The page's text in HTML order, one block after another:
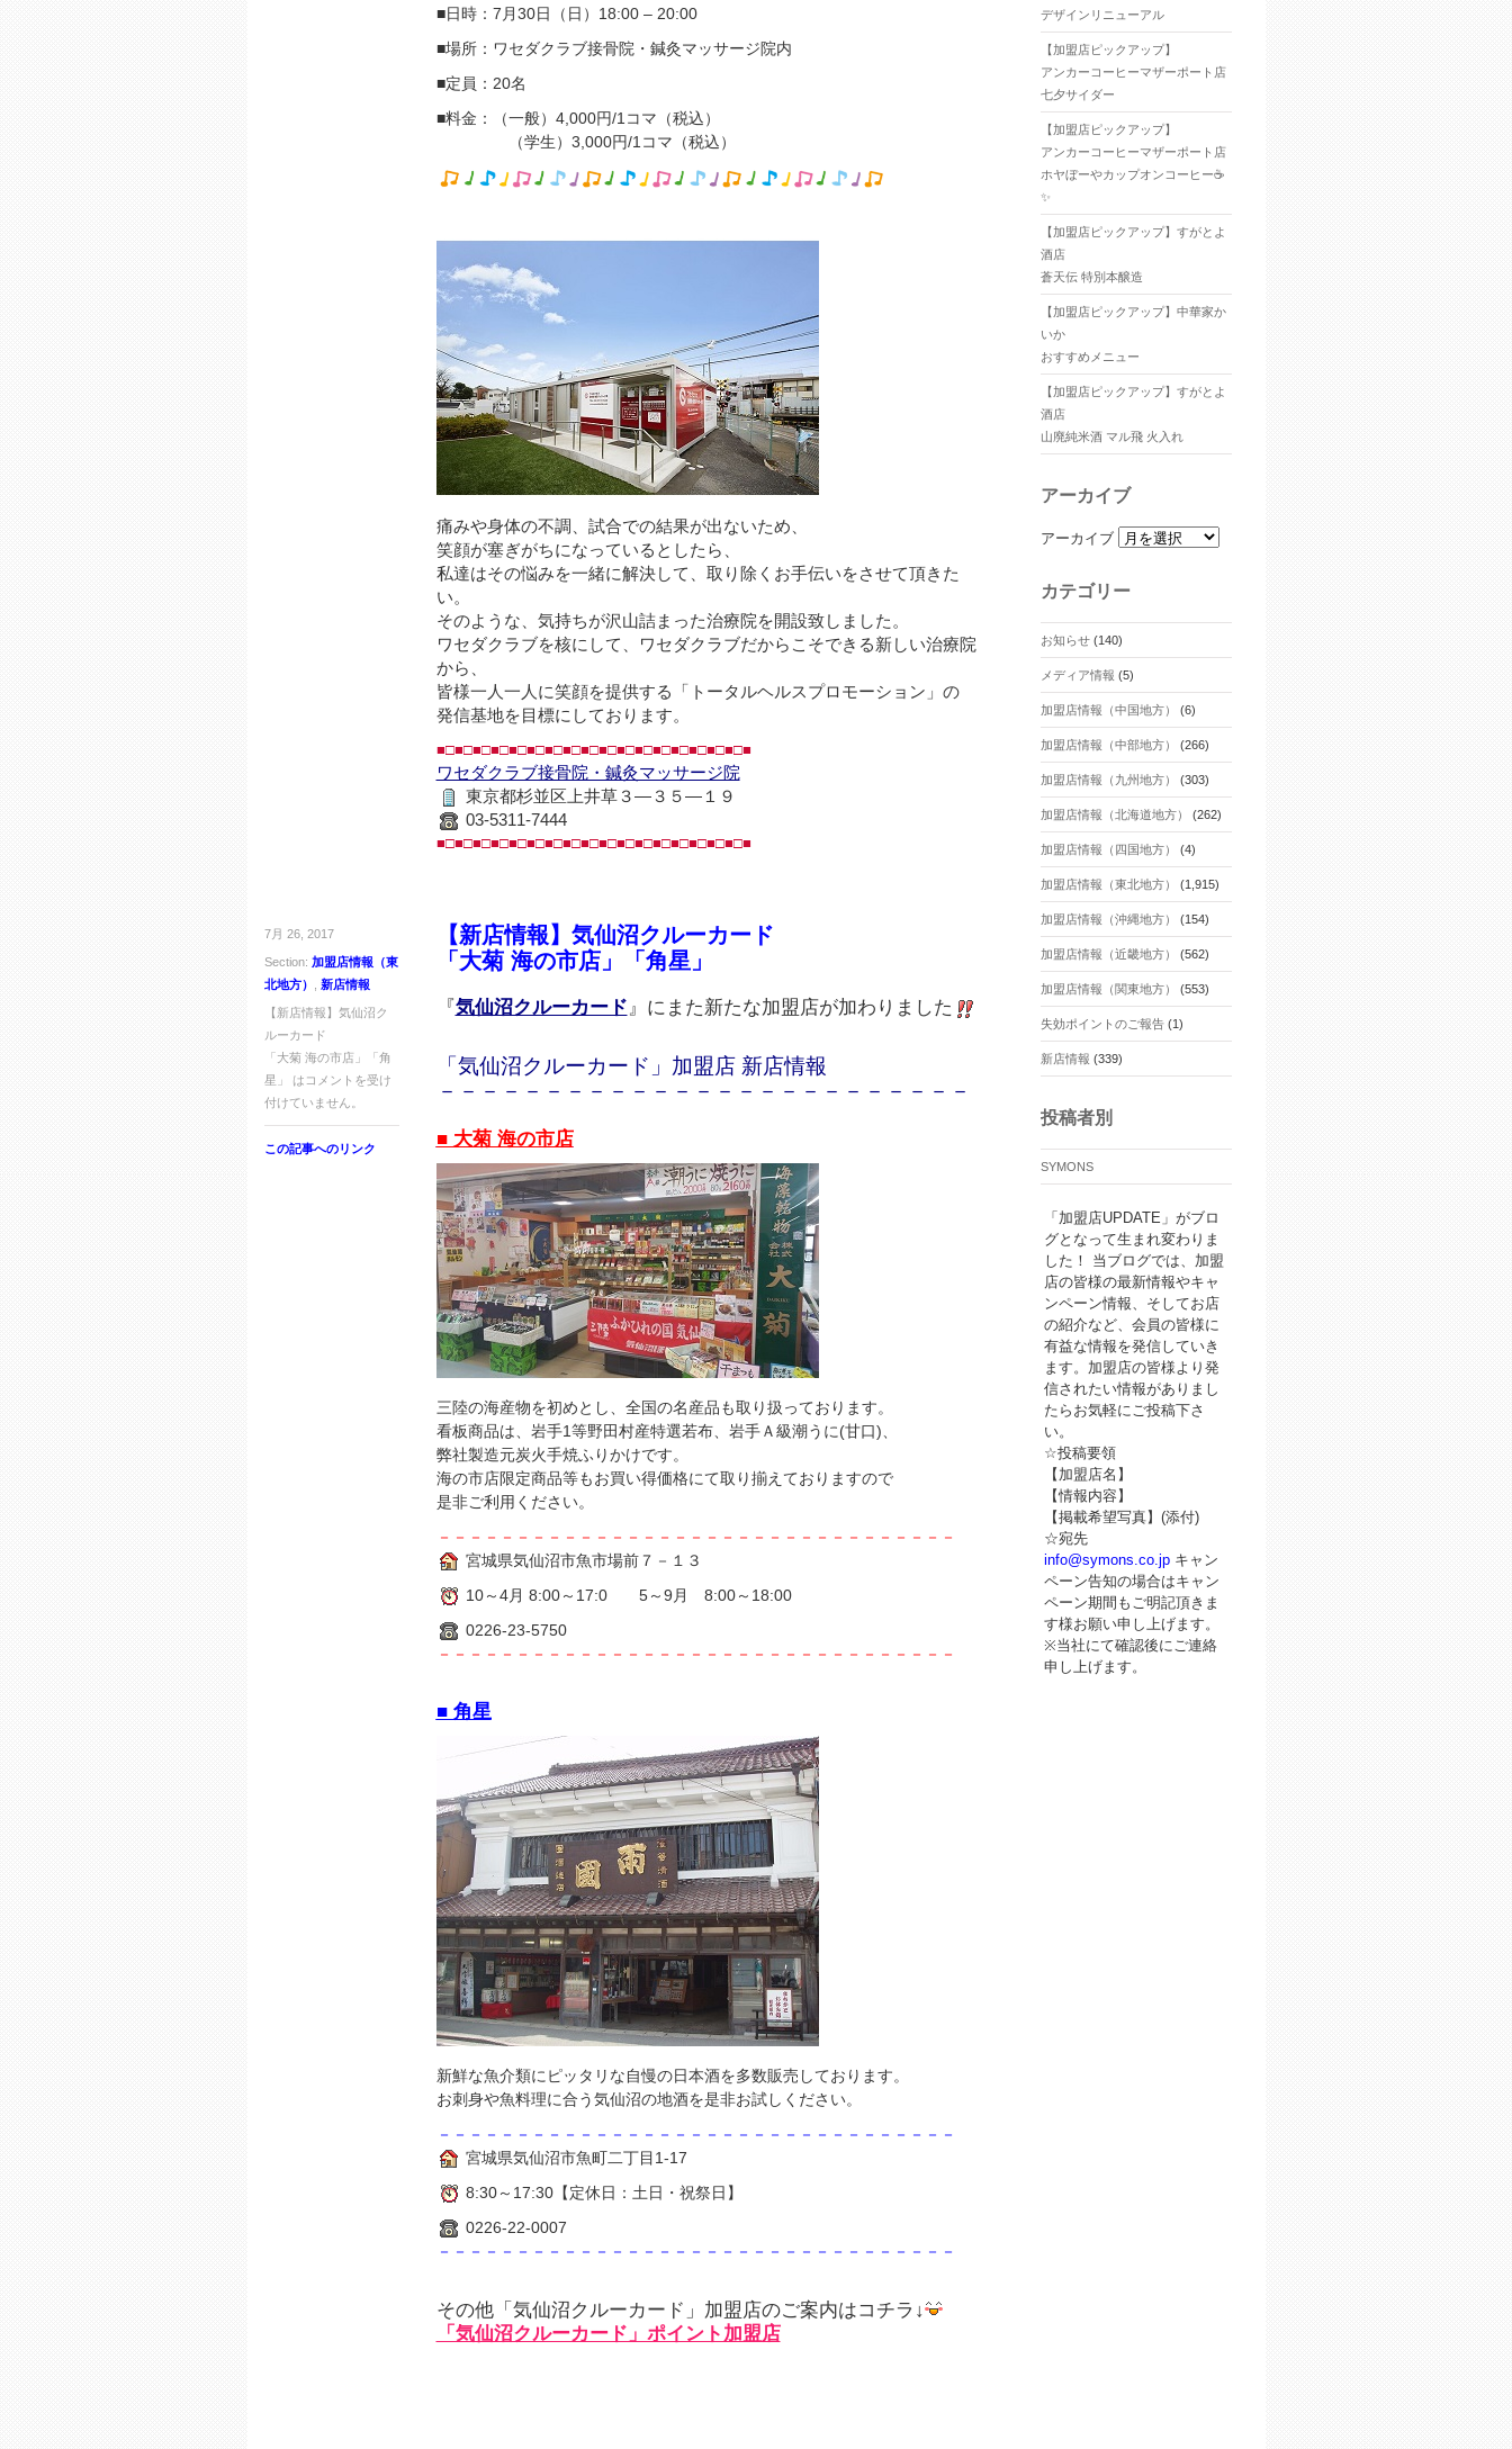
■日時：7月30日（日）18:00 – 20:00
■場所：ワセダクラブ接骨院・鍼灸マッサージ院内
■定員：20名
■料金：（一般）4,000円/1コマ（税込）
（学生）3,000円/1コマ（税込）
痛みや身体の不調、試合での結果が出ないため、
笑顔が塞ぎがちになっているとしたら、
私達はその悩みを一緒に解決して、取り除くお手伝いをさせて頂きた
い。
そのような、気持ちが沢山詰まった治療院を開設致しました。
ワセダクラブを核にして、ワセダクラブだからこそできる新しい治療院
から、
皆様一人一人に笑顔を提供する「トータルヘルスプロモーション」の
発信基地を目標にしております。
■□■□■□■□■□■□■□■□■□■□■□■□■□■□■□■□■□■
ワセダクラブ接骨院・鍼灸マッサージ院
東京都杉並区上井草３―３５―１９
03-5311-7444
■□■□■□■□■□■□■□■□■□■□■□■□■□■□■□■□■□■
7月 26, 2017
Section: 加盟店情報（東
北地方）
新店情報
【新店情報】気仙沼ク
ルーカード
「大菊 海の市店」「角
星」 は コメントを受け
付けていません。
この記事へのリンク
【新店情報】気仙沼クルーカード
「大菊 海の市店」「角星」
『気仙沼クルーカード』にまた新たな加盟店が加わりました
「気仙沼クルーカード」加盟店 新店情報
－－－－－－－－－－－－－－－－－－－－－－－－－
■ 大菊 海の市店
三陸の海産物を初めとし、全国の名産品も取り扱っております。
看板商品は、岩手1等野田村産特選若布、岩手Ａ級潮うに(甘口)、
弊社製造元炭火手焼ふりかけです。
海の市店限定商品等もお買い得価格にて取り揃えておりますので
是非ご利用ください。
－－－－－－－－－－－－－－－－－－－－－－－－－－－－－－－－－
宮城県気仙沼市魚市場前７－１３
10～4月 8:00～17:0 5～9月 8:00～18:00
0226-23-5750
－－－－－－－－－－－－－－－－－－－－－－－－－－－－－－－－－
■ 角星
新鮮な魚介類にピッタリな自慢の日本酒を多数販売しております。
お刺身や魚料理に合う気仙沼の地酒を是非お試しください。
－－－－－－－－－－－－－－－－－－－－－－－－－－－－－－－－－
宮城県気仙沼市魚町二丁目1-17
8:30～17:30【定休日：土日・祝祭日】
0226-22-0007
－－－－－－－－－－－－－－－－－－－－－－－－－－－－－－－－－
その他「気仙沼クルーカード」加盟店のご案内はコチラ↓
「気仙沼クルーカード」ポイント加盟店
デザインリニューアル
【加盟店ピックアップ】
アンカーコーヒーマザーポート店
七夕サイダー
【加盟店ピックアップ】
アンカーコーヒーマザーポート店
ホヤぼーやカップオンコーヒー☕
✨
【加盟店ピックアップ】すがとよ
酒店
蒼天伝 特別本醸造
【加盟店ピックアップ】中華家か
いか
おすすめメニュー
【加盟店ピックアップ】すがとよ
酒店
山廃純米酒 マル飛 火入れ
アーカイブ
アーカイブ
カテゴリー
お知らせ(140)
メディア情報 (5)
加盟店情報（中国地方） (6)
加盟店情報（中部地方） (266)
加盟店情報（九州地方） (303)
加盟店情報（北海道地方） (262)
加盟店情報（四国地方） (4)
加盟店情報（東北地方） (1,915)
加盟店情報（沖縄地方） (154)
加盟店情報（近畿地方） (562)
加盟店情報（関東地方） (553)
失効ポイントのご報告(1)
新店情報 (339)
投稿者別
SYMONS
「加盟店UPDATE」がブロ
グとなって生まれ変わりま
した！ 当ブログでは、加盟
店の皆様の最新情報やキャ
ンペーン情報、そしてお店
の紹介など、会員の皆様に
有益な情報を発信していき
ます。加盟店の皆様より発
信されたい情報がありまし
たらお気軽にご投稿下さ
い。
☆投稿要領
【加盟店名】
【情報内容】
【掲載希望写真】(添付)
☆宛先
info@symons.co.jpキャン
ペーン告知の場合はキャン
ペーン期間もご明記頂きま
す様お願い申し上げます。
※当社にて確認後にご連絡
申し上げます。